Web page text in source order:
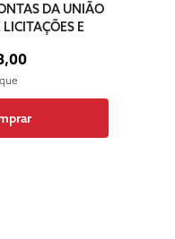
DA UNIÃO
E